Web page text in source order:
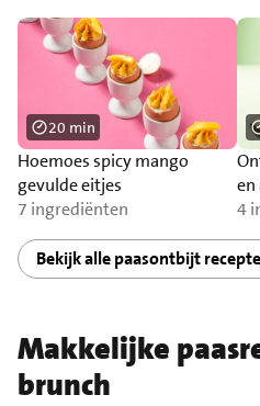
Hoemoes spicy mango
gevulde eitjes
7 ingrediënten
20 min
en
4
Bekijk alle paasontbijt
Makkelijke
brunch